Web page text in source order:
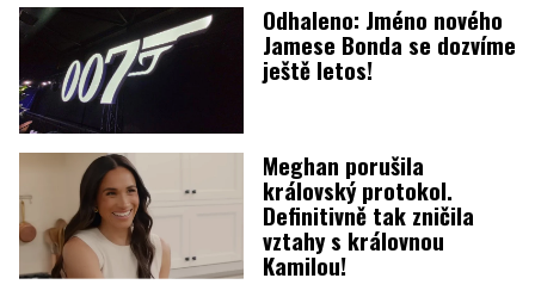
Odhaleno: Jméno nového
Jamese Bonda se dozvíme
ještě letos!
Meghan porušila
královský protokol.
Definitivně tak zničila
vztahy s královnou
Kamilou!